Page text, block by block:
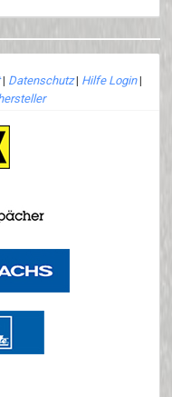
| Datenschutz| Hilfe Login|